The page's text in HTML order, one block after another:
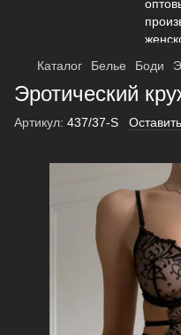
Каталог Белье Боди
Эротический
Артикул: 437/37-S